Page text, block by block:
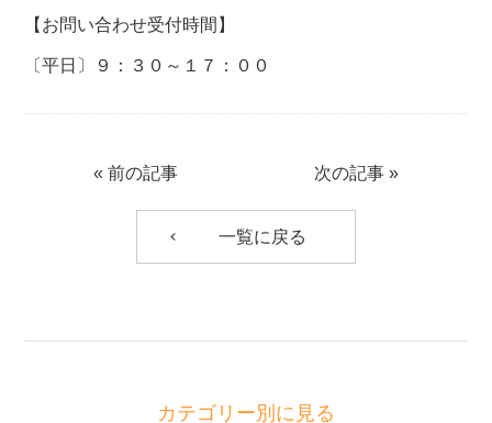
【お問い合わせ受付時間】
〔平日〕９：３０～１７：００
« 前の記事 次の記事 »
一覧に戻る
カテゴリー別に見る